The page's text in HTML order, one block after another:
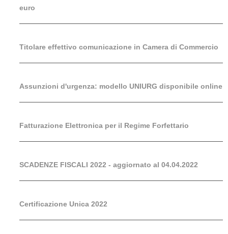
euro
Titolare effettivo comunicazione in Camera di Commercio
Assunzioni d'urgenza: modello UNIURG disponibile online
Fatturazione Elettronica per il Regime Forfettario
SCADENZE FISCALI 2022 - aggiornato al 04.04.2022
Certificazione Unica 2022